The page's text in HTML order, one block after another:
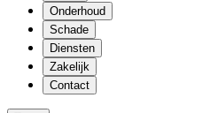
Onderhoud
Schade
Diensten
Zakelijk
Contact